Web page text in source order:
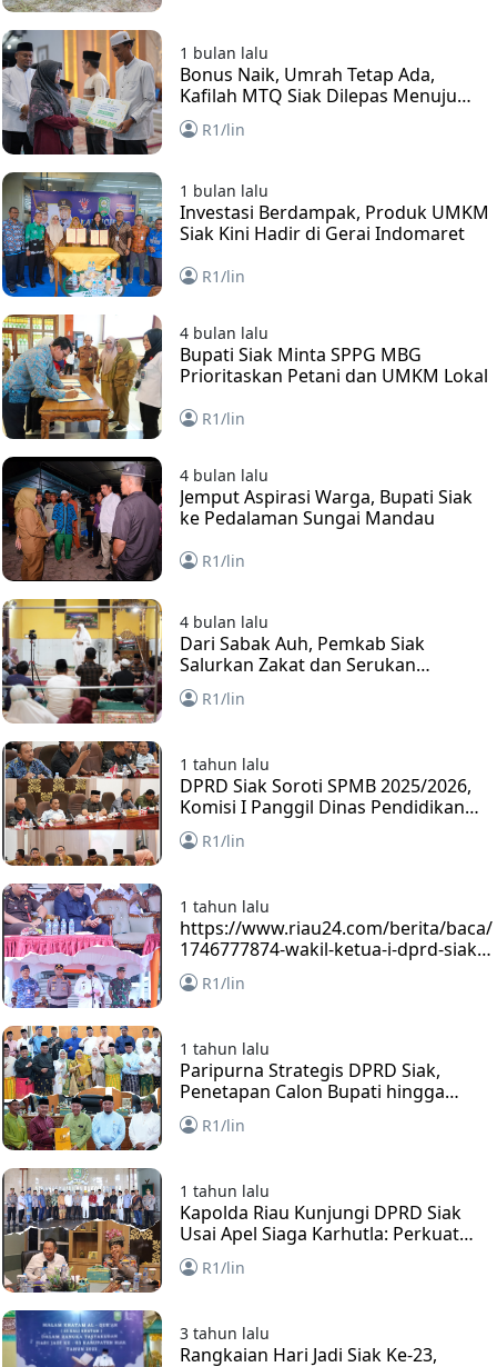
1 bulan lalu
Bonus Naik, Umrah Tetap Ada,
Kafilah MTQ Siak Dilepas Menuju
Kuantan Singingi
R1/lin
1 bulan lalu
Investasi Berdampak, Produk UMKM
Siak Kini Hadir di Gerai Indomaret
R1/lin
4 bulan lalu
Bupati Siak Minta SPPG MBG
Prioritaskan Petani dan UMKM Lokal
R1/lin
4 bulan lalu
Jemput Aspirasi Warga, Bupati Siak
ke Pedalaman Sungai Mandau
R1/lin
4 bulan lalu
Dari Sabak Auh, Pemkab Siak
Salurkan Zakat dan Serukan
Pelayanan Ramah untuk Warga
R1/lin
1 tahun lalu
DPRD Siak Soroti SPMB 2025/2026,
Komisi I Panggil Dinas Pendidikan
dan Korwil 14 Kecamatan
R1/lin
1 tahun lalu
https://www.riau24.com/berita/baca/
1746777874-wakil-ketua-i-dprd-siak-
hadiri-apel-siaga-darurat-karhutla-
bersama-forkopimda
R1/lin
1 tahun lalu
Paripurna Strategis DPRD Siak,
Penetapan Calon Bupati hingga
Laporan LKPJ 2024 Dibahas
R1/lin
1 tahun lalu
Kapolda Riau Kunjungi DPRD Siak
Usai Apel Siaga Karhutla: Perkuat
Sinergi Keamanan dan Pelestarian
Lingkungan
R1/lin
3 tahun lalu
Rangkaian Hari Jadi Siak Ke-23,